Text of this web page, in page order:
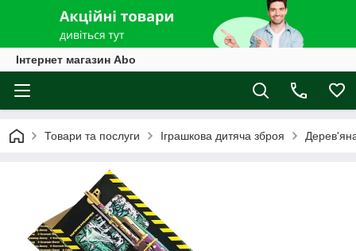
Інтернет магазин Abo
Товари та послуги Іграшкова дитяча зброя